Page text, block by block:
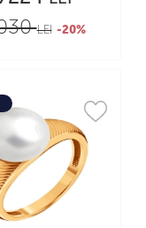
LEI -20%